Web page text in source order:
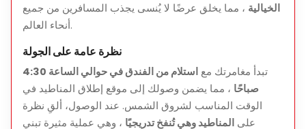
تجربة مريحة وصديقة للعائلةمناسبة للأطفال وأولئك الذين
يفضلون عدم الطيران
مدة الجولة
، بما في ذلك استلام وتوصيل من الفندق،
الخيالية ، مما يخلق عرضًا لا يُنسى يجذب المسافرين من جميع
أنحاء العالم.
نظرة عامة على الجولة
تبدأ مغامرتك مع
استلام من الفندق في حوالي الساعة 4:30
صباحًا ، مما يضمن وصولك إلى موقع إطلاق المناطيد في
الوقت المناسب لشروق الشمس. عند الوصول، ألقِ نظرة
على المناطيد وهي تُنفخ تدريجيًا ، وهي عملية مثيرة تبني